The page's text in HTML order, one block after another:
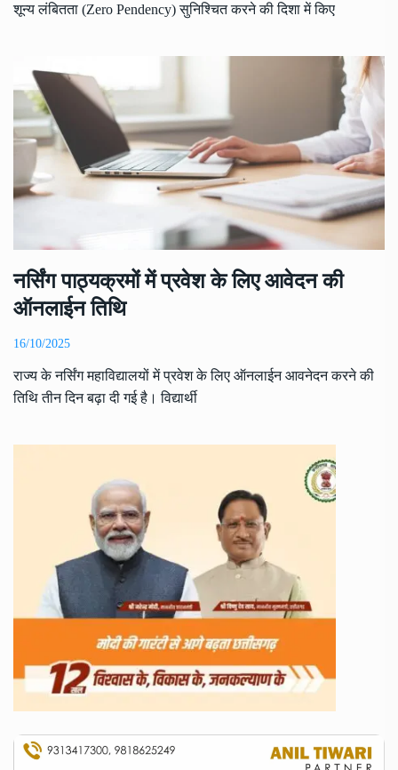
शून्य लंबितता (Zero Pendency) सुनिश्चित करने की दिशा में किए
नर्सिंग पाठ्यक्रमों में प्रवेश के लिए आवेदन की
ऑनलाईन तिथि
16/10/2025
राज्य के नर्सिंग महाविद्यालयों में प्रवेश के लिए ऑनलाईन आवनेदन करने की
तिथि तीन दिन बढ़ा दी गई है। विद्यार्थी